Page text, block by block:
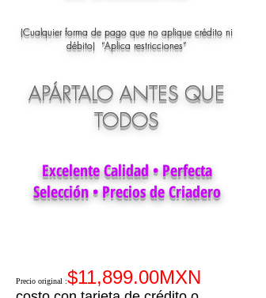
(Cualquier forma de pago que no aplique crédito ni
débito) “Aplica restricciones”
APÁRTALO ANTES QUE
TODOS
Excelente Calidad • Perfecta
Selección • Precios de Criadero
Precio original :$11,899.00MXN